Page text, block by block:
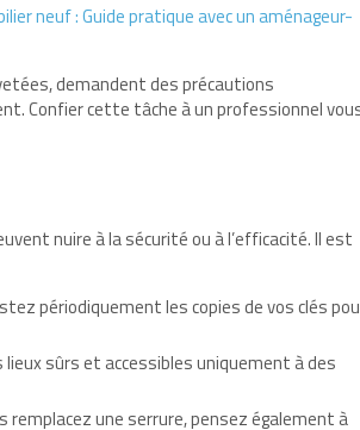
neuf : Guide pratique avec un aménageur-
demandent des précautions
Confier cette tâche à un professionnel
nuire à la sécurité ou à l’efficacité. Il est
périodiquement les copies de vos clés
sûrs et accessibles uniquement à des
remplacez une serrure, pensez également à